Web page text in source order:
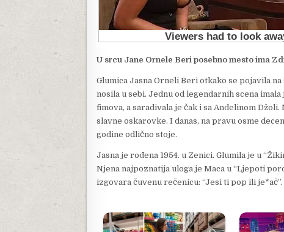
U srcu Jane Ornele Beri posebno mesto ima
Glumica Jasna Orneli Beri otkako se pojavila
nosila u sebi. Jednu od legendarnih scena
fimova, a sarađivala je čak i sa Anđelinom
slavne oskarovke. I danas, na pravu osme
godine odlično stoje.
Jasna je rođena 1954. u Zenici. Glumila je u
Njena najpoznatija uloga je Maca u “Ljepoti
izgovara čuvenu rečenicu: “Jesi ti pop ili je*ač”.